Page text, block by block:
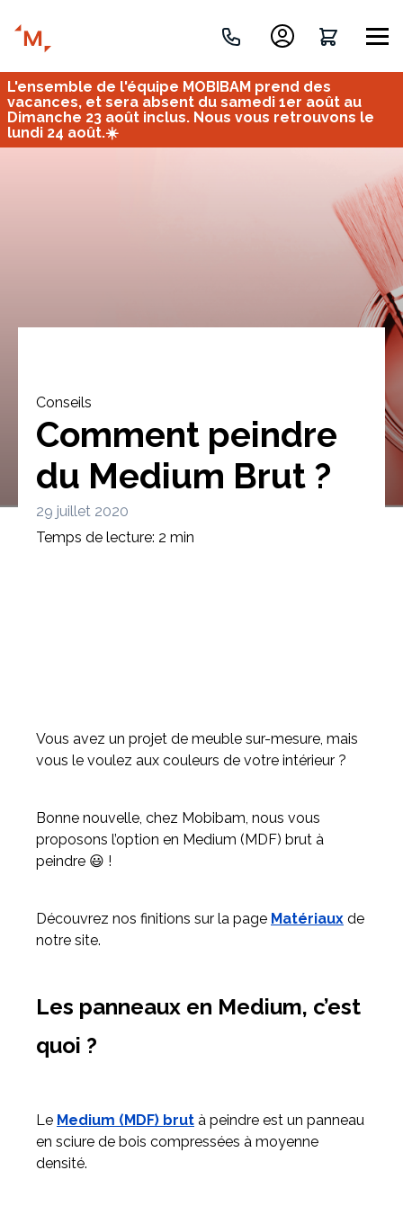
Inspirez-vous du catalogue
Bibliothèque
Créez votre projet de A à Z
L'ensemble de l'équipe MOBIBAM prend des
vacances, et sera absent du samedi 1er août au
Dimanche 23 août inclus. Nous vous retrouvons le
lundi 24 août.☀️
Conseils
Comment peindre
du Medium Brut ?
29 juillet 2020
Temps de lecture: 2 min
Vous avez un projet de meuble sur-mesure, mais
vous le voulez aux couleurs de votre intérieur ?
Bonne nouvelle, chez Mobibam, nous vous
proposons l’option en Medium (MDF) brut à
peindre 😃 !
Découvrez nos finitions sur la page Matériaux de
notre site.
Les panneaux en Medium, c’est
quoi ?
Le Medium (MDF) brut à peindre est un panneau
en sciure de bois compressées à moyenne
densité.